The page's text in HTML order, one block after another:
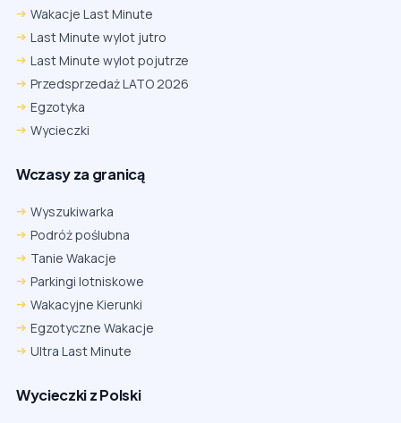
Wakacje Last Minute
Last Minute wylot jutro
Last Minute wylot pojutrze
Przedsprzedaż LATO 2026
Egzotyka
Wycieczki
Wczasy za granicą
Wyszukiwarka
Podróż poślubna
Tanie Wakacje
Parkingi lotniskowe
Wakacyjne Kierunki
Egzotyczne Wakacje
Ultra Last Minute
Wycieczki z Polski